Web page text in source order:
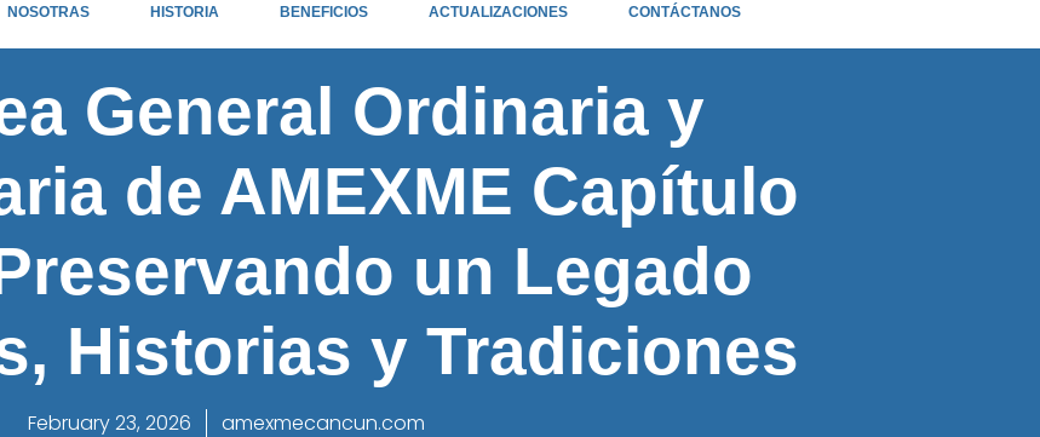
NOSOTRAS HISTORIA BENEFICIOS ACTUALIZACIONES CONTÁCTANOS
General Ordinaria y
de AMEXME Capítulo
un Legado
Historias y Tradiciones
February 23, 2026 amexmecancun.com